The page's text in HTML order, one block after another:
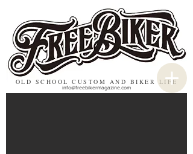
OLD SCHOOL CUSTOM AND BIKER LIFE
info@freebikermagazine.com